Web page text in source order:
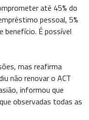
até 45% do
pessoal, 5%
benefício. É possível
mas reafirma
não renovar o ACT
informou que
observadas todas as